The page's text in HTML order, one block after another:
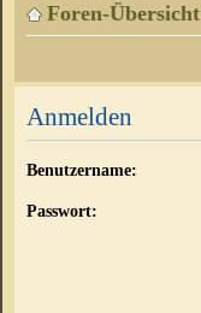
Foren-Übersicht
Anmelden
Benutzername:
Passwort: